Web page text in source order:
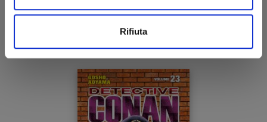
Rifiuta
17/08/2022